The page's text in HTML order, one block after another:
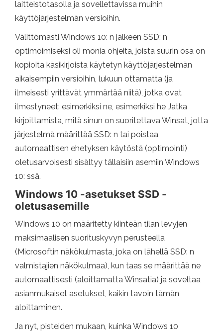
laitteistotasolla ja sovellettavissa muihin
käyttöjärjestelmän versioihin.
Välittömästi Windows 10: n jälkeen SSD: n
optimoimiseksi oli monia ohjeita, joista suurin osa on
kopioita käsikirjoista käytetyn käyttöjärjestelmän
aikaisempiin versioihin, lukuun ottamatta (ja
ilmeisesti yrittävät ymmärtää niitä), jotka ovat
ilmestyneet: esimerkiksi ne, esimerkiksi he Jatka
kirjoittamista, mitä sinun on suoritettava Winsat, jotta
järjestelmä määrittää SSD: n tai poistaa
automaattisen ehetyksen käytöstä (optimointi)
oletusarvoisesti sisältyy tällaisiin asemiin Windows
10: ssä.
Windows 10 -asetukset SSD -
oletusasemille
Windows 10 on määritetty kiinteän tilan levyjen
maksimaalisen suorituskyvyn perusteella
(Microsoftin näkökulmasta, joka on lähellä SSD: n
valmistajien näkökulmaa), kun taas se määrittää ne
automaattisesti (aloittamatta Winsatia) ja soveltaa
asianmukaiset asetukset, kaikin tavoin tämän
aloittaminen.
Ja nyt, pisteiden mukaan, kuinka Windows 10